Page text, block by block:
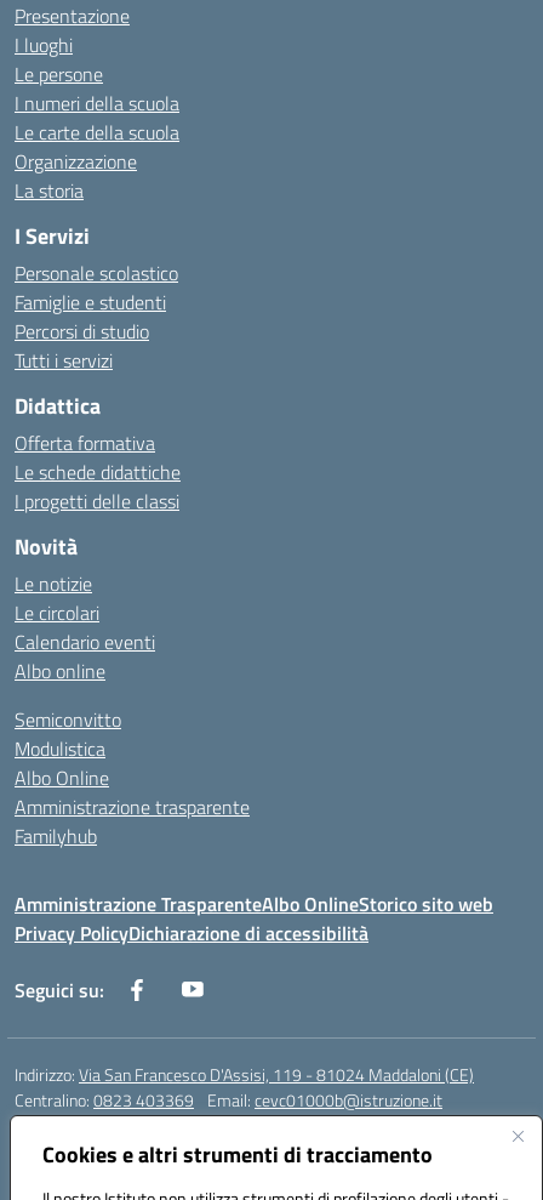
Cookies e altri strumenti di tracciamento
Presentazione
I luoghi
Le persone
I numeri della scuola
Le carte della scuola
Organizzazione
La storia
I Servizi
Personale scolastico
Famiglie e studenti
Percorsi di studio
Tutti i servizi
Didattica
Offerta formativa
Le schede didattiche
I progetti delle classi
Novità
Le notizie
Le circolari
Calendario eventi
Albo online
Semiconvitto
Modulistica
Albo Online
Amministrazione trasparente
Familyhub
Amministrazione TrasparenteAlbo OnlineStorico sito web
Privacy PolicyDichiarazione di accessibilità
Seguici su:
Indirizzo:Via San Francesco D'Assisi, 119 - 81024 Maddaloni (CE)
Centralino:0823 403369 Email:cevc01000b@istruzione.it
Posta elettronica certificata (PEC):
Codice fiscale: 80004990612 (Convitto) - 93044680614 (Scuole